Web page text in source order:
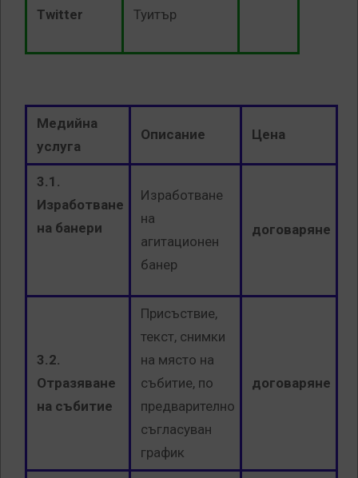
Twitter
Туитър
Медийна
услуга
Описание Цена
3.1.
Изработване
на банери
Изработване
на
агитационен
банер
договаряне
3.2.
Отразяване
на събитие
Присъствие,
текст, снимки
на място на
събитие, по
предварително
съгласуван
график
договаряне